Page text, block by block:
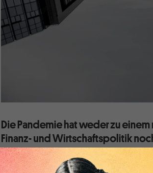
Die Pandemie hat weder zu
Finanz- und Wirtschaftspolitik
geführt. Ab 2023 können wir uns
gefasst machen.